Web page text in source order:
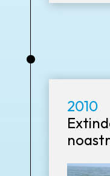
2010
•